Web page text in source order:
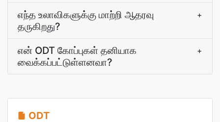
எந்த உலாவிகளுக்கு மாற்றி ஆதரவு
தருகிறது?
+
என் ODT கோப்புகள் தனியாக
வைக்கப்பட்டுள்ளனவா?
+
ODT